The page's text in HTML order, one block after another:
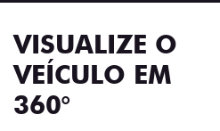
VISUALIZE O
VEÍCULO EM
360°